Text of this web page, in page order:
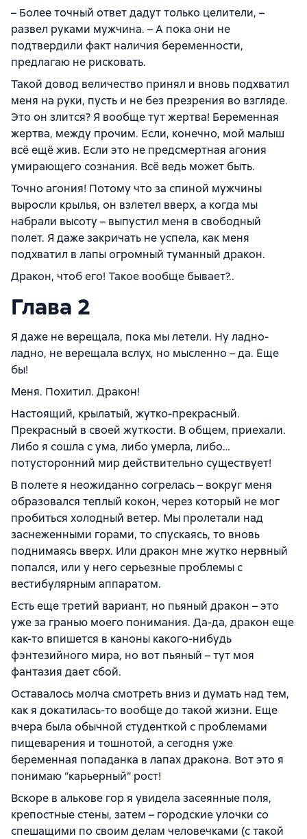
– Более точный ответ дадут только целители, –
развел руками мужчина. – А пока они не
подтвердили факт наличия беременности,
предлагаю не рисковать.
Такой довод величество принял и вновь подхватил
меня на руки, пусть и не без презрения во взгляде.
Это он злится? Я вообще тут жертва! Беременная
жертва, между прочим. Если, конечно, мой малыш
всё ещё жив. Если это не предсмертная агония
умирающего сознания. Всё ведь может быть.
Точно агония! Потому что за спиной мужчины
выросли крылья, он взлетел вверх, а когда мы
набрали высоту – выпустил меня в свободный
полет. Я даже закричать не успела, как меня
подхватил в лапы огромный туманный дракон.
Дракон, чтоб его! Такое вообще бывает?..
Глава 2
Я даже не верещала, пока мы летели. Ну ладно-
ладно, не верещала вслух, но мысленно – да. Еще
бы!
Меня. Похитил. Дракон!
Настоящий, крылатый, жутко-прекрасный.
Прекрасный в своей жуткости. В общем, приехали.
Либо я сошла с ума, либо умерла, либо…
потусторонний мир действительно существует!
В полете я неожиданно согрелась – вокруг меня
образовался теплый кокон, через который не мог
пробиться холодный ветер. Мы пролетали над
заснеженными горами, то спускаясь, то вновь
поднимаясь вверх. Или дракон мне жутко нервный
попался, или у него серьезные проблемы с
вестибулярным аппаратом.
Есть еще третий вариант, но пьяный дракон – это
уже за гранью моего понимания. Да-да, дракон еще
как-то впишется в каноны какого-нибудь
фэнтезийного мира, но вот пьяный – тут моя
фантазия дает сбой.
Оставалось молча смотреть вниз и думать над тем,
как я докатилась-то вообще до такой жизни. Еще
вчера была обычной студенткой с проблемами
пищеварения и тошнотой, а сегодня уже
беременная попаданка в лапах дракона. Вот это я
понимаю “карьерный” рост!
Вскоре в алькове гор я увидела засеянные поля,
крепостные стены, затем – городские улочки со
спешащими по своим делам человечками (с такой